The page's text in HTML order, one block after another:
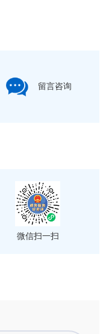
留言咨询
微信扫一扫